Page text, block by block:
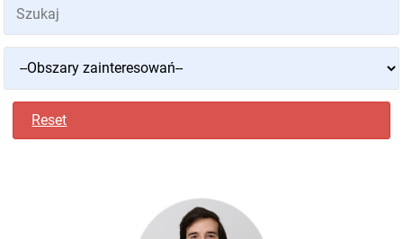
Reset